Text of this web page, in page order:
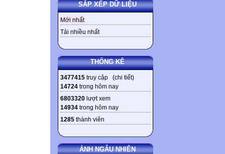
SẮP XẾP DỮ LIỆU
Mới nhất
Tải nhiều nhất
THỐNG KÊ
3477415 truy cập (chi tiết)
14724 trong hôm nay
6803320 lượt xem
14934 trong hôm nay
1285 thành viên
ẢNH NGẪU NHIÊN